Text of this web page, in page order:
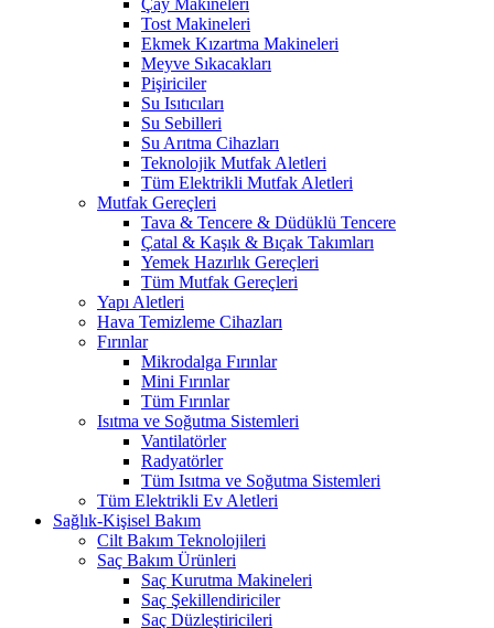
Çay Makineleri
Tost Makineleri
Ekmek Kızartma Makineleri
Meyve Sıkacakları
Pişiriciler
Su Isıtıcıları
Su Sebilleri
Su Arıtma Cihazları
Teknolojik Mutfak Aletleri
Tüm Elektrikli Mutfak Aletleri
Mutfak Gereçleri
Tava & Tencere & Düdüklü Tencere
Çatal & Kaşık & Bıçak Takımları
Yemek Hazırlık Gereçleri
Tüm Mutfak Gereçleri
Yapı Aletleri
Hava Temizleme Cihazları
Fırınlar
Mikrodalga Fırınlar
Mini Fırınlar
Tüm Fırınlar
Isıtma ve Soğutma Sistemleri
Vantilatörler
Radyatörler
Tüm Isıtma ve Soğutma Sistemleri
Tüm Elektrikli Ev Aletleri
Sağlık-Kişisel Bakım
Cilt Bakım Teknolojileri
Saç Bakım Ürünleri
Saç Kurutma Makineleri
Saç Şekillendiriciler
Saç Düzleştiricileri